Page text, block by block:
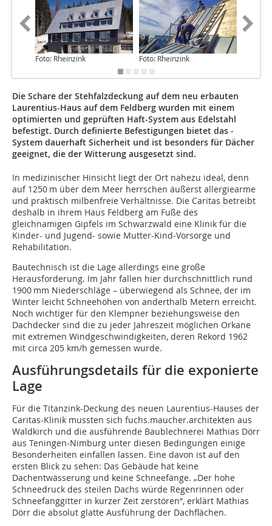
Foto: Rheinzink Foto: Rheinzink
Die Schare der Stehfalzdeckung auf dem neu erbauten
Laurentius-Haus auf dem Feldberg wurden mit einem
optimierten und geprüften Haft-System aus Edelstahl
befestigt. Durch definierte Befestigungen bietet das ­
System dauerhaft Sicherheit und ist besonders für Dächer
geeignet, die der Witterung ausgesetzt sind.
In medizinischer Hinsicht liegt der Ort nahezu ideal, denn
auf 1250 m über dem Meer herrschen äußerst allergiearme
und praktisch milbenfreie Verhältnisse. Die Caritas betreibt
deshalb in ihrem Haus Feldberg am Fuße des
gleichnamigen Gipfels im Schwarzwald eine Klinik für die
Kinder- und Jugend- sowie Mutter-Kind-Vorsorge und
Rehabilitation.
Bautechnisch ist die Lage allerdings eine große
Herausforderung. Im Jahr fallen hier durchschnittlich rund
1900 mm Niederschläge – überwiegend als Schnee, der im
Winter leicht Schneehöhen von anderthalb Metern erreicht.
Noch wichtiger für den Klempner beziehungsweise den
Dachdecker sind die zu jeder Jahreszeit möglichen Orkane
mit extremen Windgeschwindigkeiten, deren Rekord 1962
mit circa 205 km/h gemessen wurde.
Ausführungsdetails für die exponierte
Lage
Für die Titanzink-Deckung des neuen Laurentius-Hauses der
Caritas-Klinik mussten sich fuchs.maucher.architekten aus
Waldkirch und die ausführende Baublechnerei Mathias Dörr
aus Teningen-Nimburg unter diesen Bedingungen einige
Besonderheiten einfallen lassen. Eine davon ist auf den
ersten Blick zu sehen: Das Gebäude hat keine
Dachentwässerung und keine Schneefänge. „Der hohe
Schneedruck des steilen Dachs würde Regenrinnen oder
Schneefanggitter in kurzer Zeit zerstören“, erklärt Mathias
Dörr die absolut glatte Ausführung der Dachflächen.